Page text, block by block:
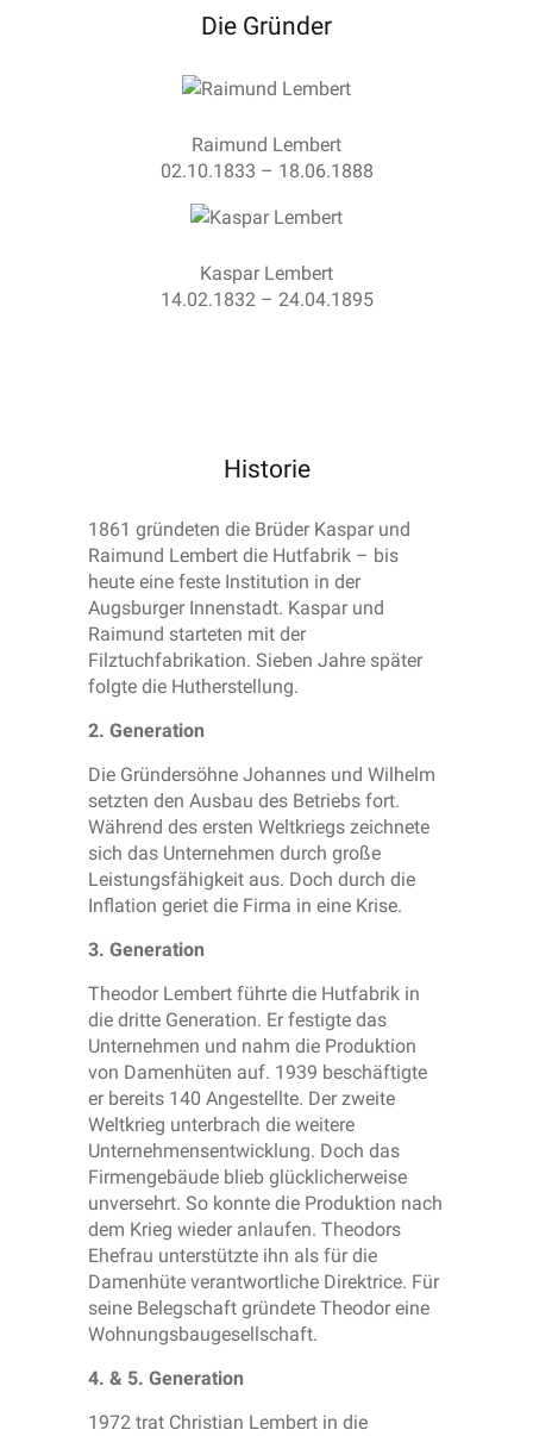
Die Gründer
Raimund Lembert
02.10.1833 – 18.06.1888
Kaspar Lembert
14.02.1832 – 24.04.1895
Historie
1861 gründeten die Brüder Kaspar und
Raimund Lembert die Hutfabrik – bis
heute eine feste Institution in der
Augsburger Innenstadt. Kaspar und
Raimund starteten mit der
Filztuchfabrikation. Sieben Jahre später
folgte die Hutherstellung.
2. Generation
Die Gründersöhne Johannes und Wilhelm
setzten den Ausbau des Betriebs fort.
Während des ersten Weltkriegs zeichnete
sich das Unternehmen durch große
Leistungsfähigkeit aus. Doch durch die
Inflation geriet die Firma in eine Krise.
3. Generation
Theodor Lembert führte die Hutfabrik in
die dritte Generation. Er festigte das
Unternehmen und nahm die Produktion
von Damenhüten auf. 1939 beschäftigte
er bereits 140 Angestellte. Der zweite
Weltkrieg unterbrach die weitere
Unternehmensentwicklung. Doch das
Firmengebäude blieb glücklicherweise
unversehrt. So konnte die Produktion nach
dem Krieg wieder anlaufen. Theodors
Ehefrau unterstützte ihn als für die
Damenhüte verantwortliche Direktrice. Für
seine Belegschaft gründete Theodor eine
Wohnungsbaugesellschaft.
4. & 5. Generation
1972 trat Christian Lembert in die